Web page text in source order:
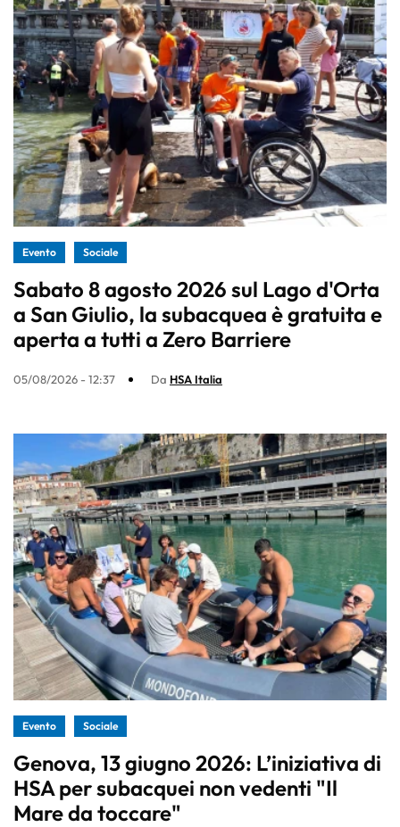
Evento Sociale
Sabato 8 agosto 2026 sul Lago d'Orta
a San Giulio, la subacquea è gratuita e
aperta a tutti a Zero Barriere
05/08/2026 - 12:37 Da HSA Italia
Evento Sociale
Genova, 13 giugno 2026: L’iniziativa di
HSA per subacquei non vedenti "Il
Mare da toccare"